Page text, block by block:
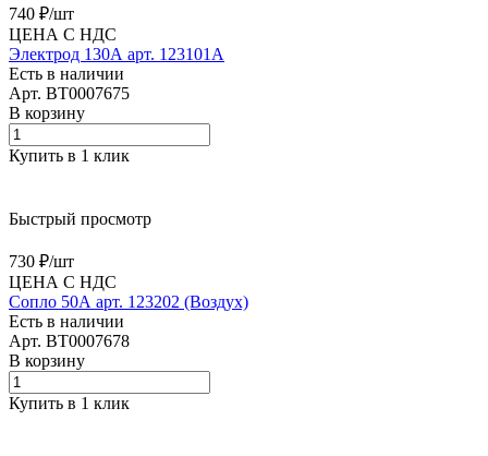
740 ₽/шт
ЦЕНА С НДС
Электрод 130А арт. 123101А
Есть в наличии
Арт. BT0007675
В корзину
Купить в 1 клик
Быстрый просмотр
730 ₽/шт
ЦЕНА С НДС
Сопло 50А арт. 123202 (Воздух)
Есть в наличии
Арт. BT0007678
В корзину
Купить в 1 клик